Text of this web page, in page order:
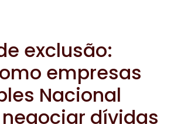
exclusão:
empresas
Nacional
dívidas